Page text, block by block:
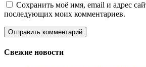
Сохранить моё имя, email и адрес
последующих моих комментариев.
Свежие новости